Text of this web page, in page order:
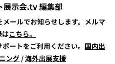
展示会.tv 編集部
ールでお知らせします。メルマ
はこちら。
ートをご利用ください。 国内出
ング /海外出展支援